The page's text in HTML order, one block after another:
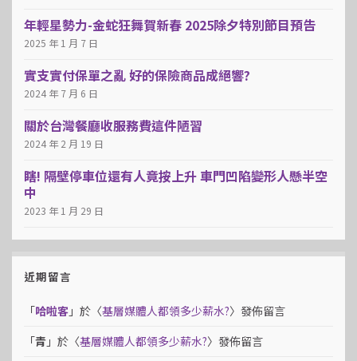
年輕星勢力-金蛇狂舞賀新春 2025除夕特別節目預告
2025 年 1 月 7 日
實支實付保單之亂 好的保險商品成絕響?
2024 年 7 月 6 日
關於台灣餐廳收服務費這件陋習
2024 年 2 月 19 日
瞎! 隔壁停車位還有人竟按上升 車門凹陷變形人懸半空
中
2023 年 1 月 29 日
近期留言
「哈啦客 」於〈基層媒體人都領多少薪水?〉發佈留言
「青 」於〈基層媒體人都領多少薪水?〉發佈留言